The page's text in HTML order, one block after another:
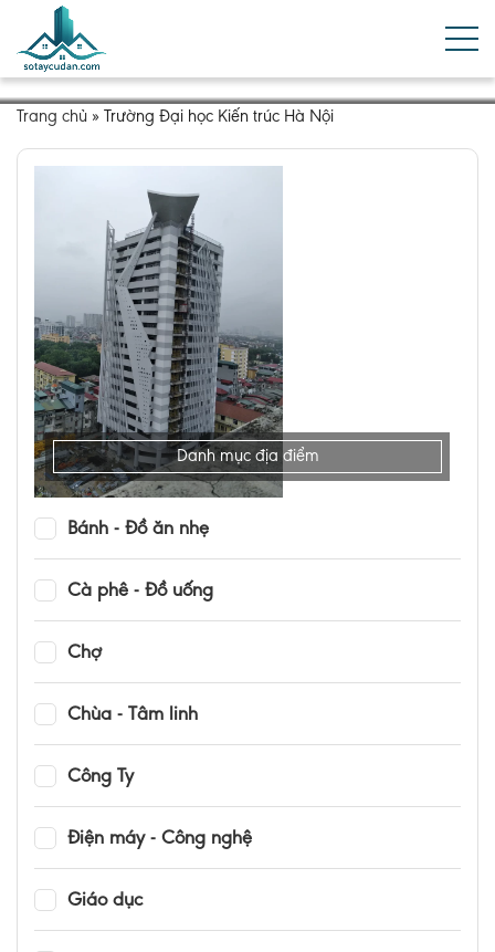
Trang chủ » Trường Đại học Kiến trúc Hà Nội
Danh mục địa điểm
Bánh - Đồ ăn nhẹ
Cà phê - Đồ uống
Chợ
Chùa - Tâm linh
Công Ty
Điện máy - Công nghệ
Giáo dục